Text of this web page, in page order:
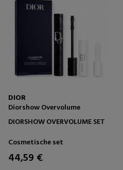
DIOR
Diorshow Overvolume
DIORSHOW OVERVOLUME SET
Cosmetische set
44,59 €